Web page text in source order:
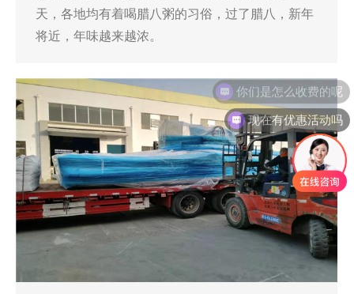
天，各地均有着喝腊八粥的习俗，过了腊八，新年
将近，年味越来越浓。
现在有优惠活动吗